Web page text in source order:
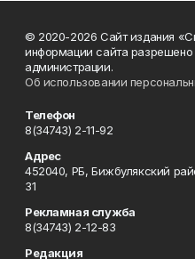
© 2020-2026 Сайт издания
информации сайта разрешено
администрации.
Об использовании
Телефон
8(34743) 2-11-92
Адрес
452040, РБ, Бижбулякский
31
Рекламная служба
8(34743) 2-12-83
Редакция